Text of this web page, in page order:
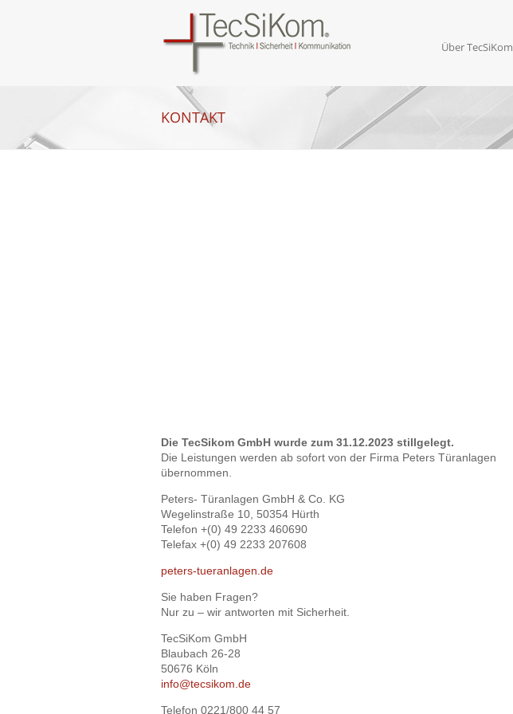
Über TecSiKom
KONTAKT
Die TecSikom GmbH wurde zum 31.12.2023 stillgelegt.
Die Leistungen werden ab sofort von der Firma Peters Türanlagen
übernommen.
Peters- Türanlagen GmbH & Co. KG
Wegelinstraße 10, 50354 Hürth
Telefon +(0) 49 2233 460690
Telefax +(0) 49 2233 207608
peters-tueranlagen.de
Sie haben Fragen?
Nur zu – wir antworten mit Sicherheit.
TecSiKom GmbH
Blaubach 26-28
50676 Köln
info@tecsikom.de
Telefon 0221/800 44 57